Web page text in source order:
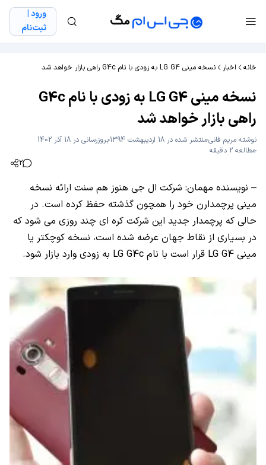
ورود |
ثبت‌نام
خانه اخبار نسخه مینی LG G4 به زودی با نام G4c راهی بازار خواهد شد
نسخه مینی LG G4 به زودی با نام G4c
راهی بازار خواهد شد
نوشته مریم فانیمنتشر شده در 18 اردیبهشت 1394
بروزرسانی در 18 آذر 1402
مطالعه 2 دقیقه
2
– نویسنده مهمان: شرکت ال جی هنوز هم سنت ارائه نسخه
مینی پرچمدارن خود را همچون گذشته حفظ کرده است. در
حالی که پرچمدار جدید این شرکت کره ای چند روزی می شود که
در بسیاری از نقاط جهان عرضه شده است، نسخه کوچکتر یا
مینی LG G4 قرار است با نام LG G4c به زودی وارد بازار شود.